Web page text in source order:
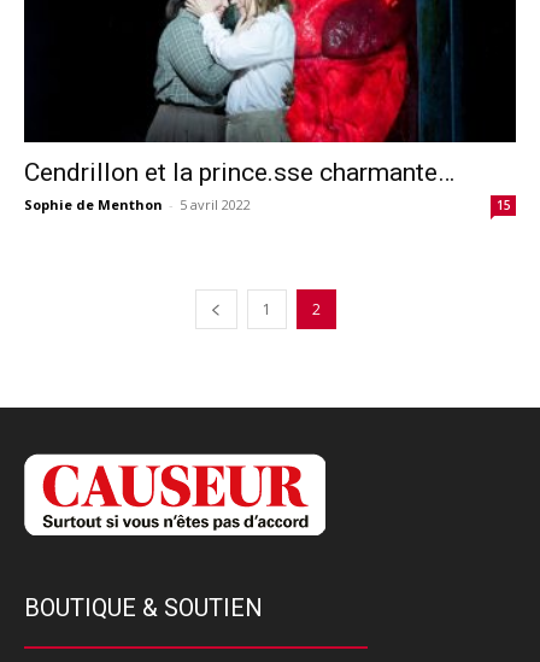
Cendrillon et la prince.sse charmante…
Sophie de Menthon - 5 avril 2022 15
1 2
BOUTIQUE & SOUTIEN